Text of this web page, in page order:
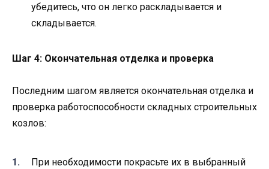
убедитесь, что он легко раскладывается и
складывается.
Шаг 4: Окончательная отделка и проверка
Последним шагом является окончательная отделка и
проверка работоспособности складных строительных
козлов:
При необходимости покрасьте их в выбранный